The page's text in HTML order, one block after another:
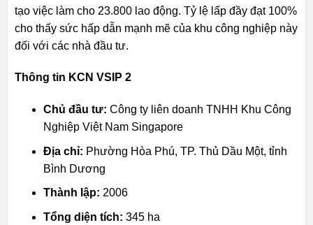
tạo việc làm cho 23.800 lao động. Tỷ lệ lấp đầy đạt 100%
cho thấy sức hấp dẫn mạnh mẽ của khu công nghiệp này
đối với các nhà đầu tư.
Thông tin KCN VSIP 2
Chủ đầu tư: Công ty liên doanh TNHH Khu Công
Nghiệp Việt Nam Singapore
Địa chỉ: Phường Hòa Phú, TP. Thủ Dầu Một, tỉnh
Bình Dương
Thành lập: 2006
Tổng diện tích: 345 ha